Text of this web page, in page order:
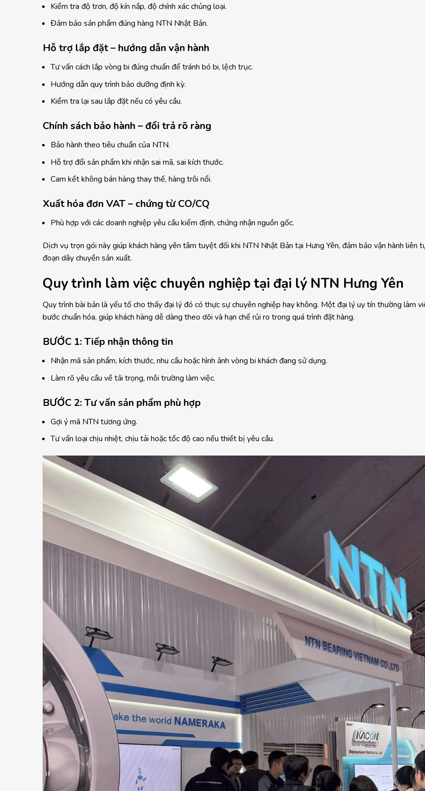
Kiểm tra độ trơn, độ kín nắp, độ chính xác chủng loại.
Đảm bảo sản phẩm đúng hàng NTN Nhật Bản.
Hỗ trợ lắp đặt – hướng dẫn vận hành
Tư vấn cách lắp vòng bi đúng chuẩn để tránh bó bi, lệch trục.
Hướng dẫn quy trình bảo dưỡng định kỳ.
Kiểm tra lại sau lắp đặt nếu có yêu cầu.
Chính sách bảo hành – đổi trả rõ ràng
Bảo hành theo tiêu chuẩn của NTN.
Hỗ trợ đổi sản phẩm khi nhận sai mã, sai kích thước.
Cam kết không bán hàng thay thế, hàng trôi nổi.
Xuất hóa đơn VAT – chứng từ CO/CQ
Phù hợp với các doanh nghiệp yêu cầu kiểm định, chứng nhận nguồn gốc.
Dịch vụ trọn gói này giúp khách hàng yên tâm tuyệt đối khi NTN Nhật Bản tại Hưng Yên, đảm bảo vận hành liên
đoạn dây chuyền sản xuất.
Quy trình làm việc chuyên nghiệp tại đại lý NTN Hưng Yên
Quy trình bài bản là yếu tố cho thấy đại lý đó có thực sự chuyên nghiệp hay không. Một đại lý uy tín thường làm
bước chuẩn hóa, giúp khách hàng dễ dàng theo dõi và hạn chế rủi ro trong quá trình đặt hàng.
BƯỚC 1: Tiếp nhận thông tin
Nhận mã sản phẩm, kích thước, nhu cầu hoặc hình ảnh vòng bi khách đang sử dụng.
Làm rõ yêu cầu về tải trọng, môi trường làm việc.
BƯỚC 2: Tư vấn sản phẩm phù hợp
Gợi ý mã NTN tương ứng.
Tư vấn loại chịu nhiệt, chịu tải hoặc tốc độ cao nếu thiết bị yêu cầu.